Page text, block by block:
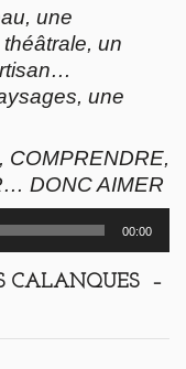
une
un
une
COMPRENDRE,
DONC AIMER
00:00
CALANQUES –